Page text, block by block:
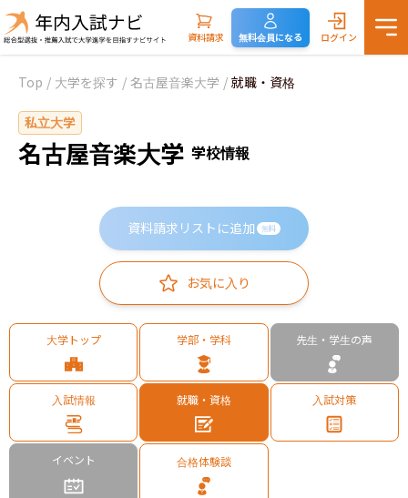
資料請求 無料会員になる ログイン
Top / 大学を探す / 名古屋音楽大学 / 就職・資格
私立大学
名古屋音楽大学 学校情報
資料請求リストに追加 無料
お気に入り
大学トップ 学部・学科 先生・学生の声
入試情報 就職・資格 入試対策
イベント 合格体験談